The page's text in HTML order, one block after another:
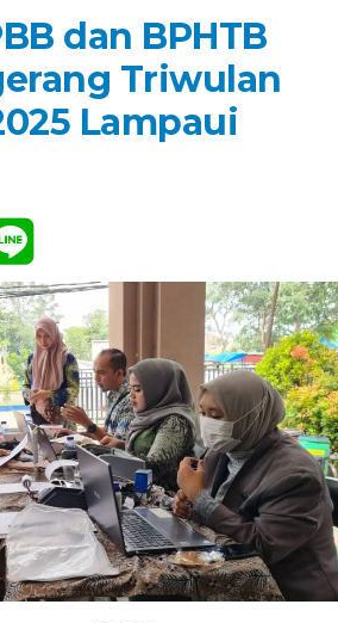
dan BPHTB
Triwulan
Lampaui